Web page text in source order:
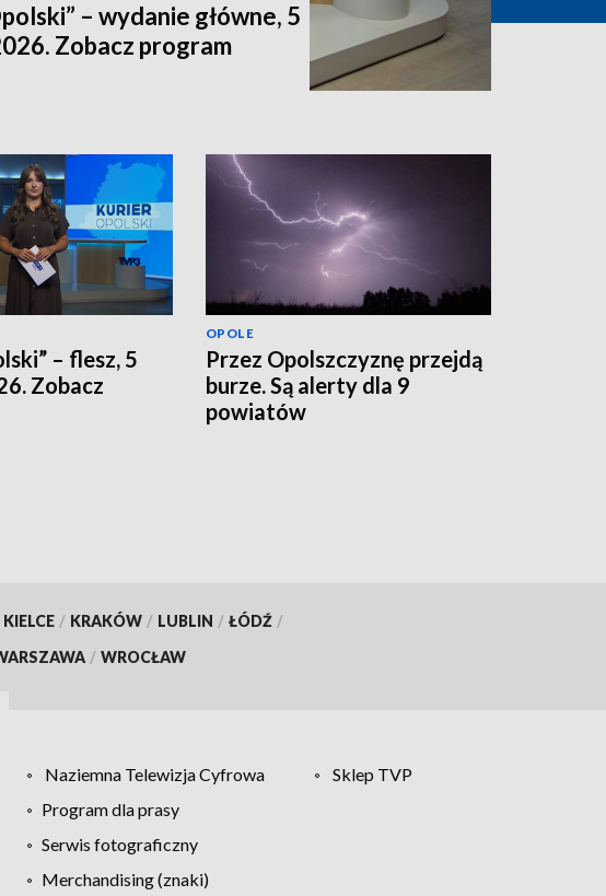
– wydanie główne, 5
Zobacz program
– flesz, 5
Zobacz
OPOLE
Przez Opolszczyznę przejdą
burze. Są alerty dla 9
powiatów
KIELCE / KRAKÓW / LUBLIN / ŁÓDŹ /
/ WROCŁAW
Naziemna Telewizja Cyfrowa
Sklep TVP
Program dla prasy
Serwis fotograficzny
Merchandising (znaki)